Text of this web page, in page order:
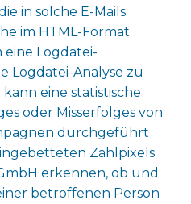
in solche E-Mails
im HTML-Format
Logdatei-
Logdatei-Analyse zu
eine statistische
oder Misserfolges von
durchgeführt
Zählpixels
erkennen, ob und
betroffenen Person